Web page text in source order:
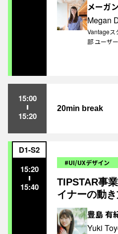
メーガ
Megan
Vantageス
部 ユーザ
15:00
15:20
20min break
D1-S2
15:20
15:40
#UI/UXデザイン
TIPSTAR事
イナーの動
豊島 有
Yuki